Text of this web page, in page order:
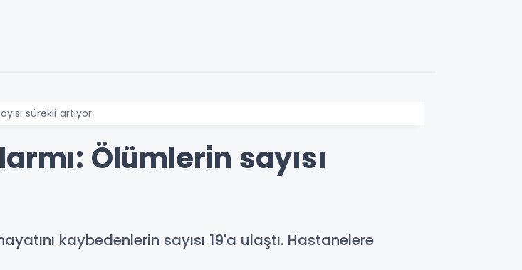
sürekli artıyor
Ölümlerin sayısı
kaybedenlerin sayısı 19'a ulaştı. Hastanelere